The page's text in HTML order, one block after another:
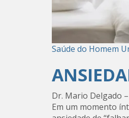
Saúde do Homem
Dr. Mario Delgado –
Em um momento